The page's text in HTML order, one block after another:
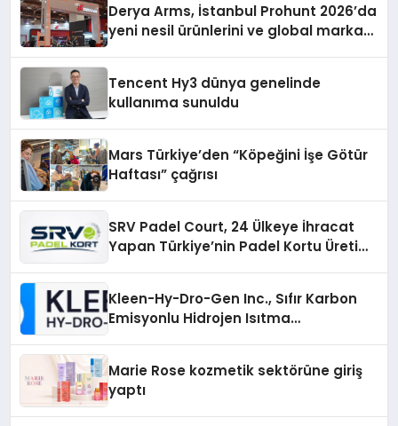
Derya Arms, İstanbul Prohunt 2026’da
yeni nesil ürünlerini ve global marka
Tencent Hy3 dünya genelinde
kullanıma sunuldu
Mars Türkiye’den “Köpeğini İşe Götür
Haftası” çağrısı
SRV Padel Court, 24 Ülkeye İhracat
Yapan Türkiye’nin Padel Kortu Üretim
Kleen-Hy-Dro-Gen Inc., Sıfır Karbon
Emisyonlu Hidrojen Isıtma
Marie Rose kozmetik sektörüne giriş
yaptı